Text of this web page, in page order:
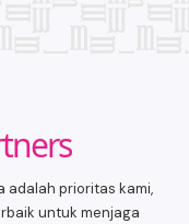
adalah prioritas kami,
untuk menjaga